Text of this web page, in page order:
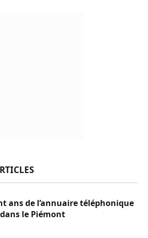
ans de l’annuaire téléphonique
le Piémont